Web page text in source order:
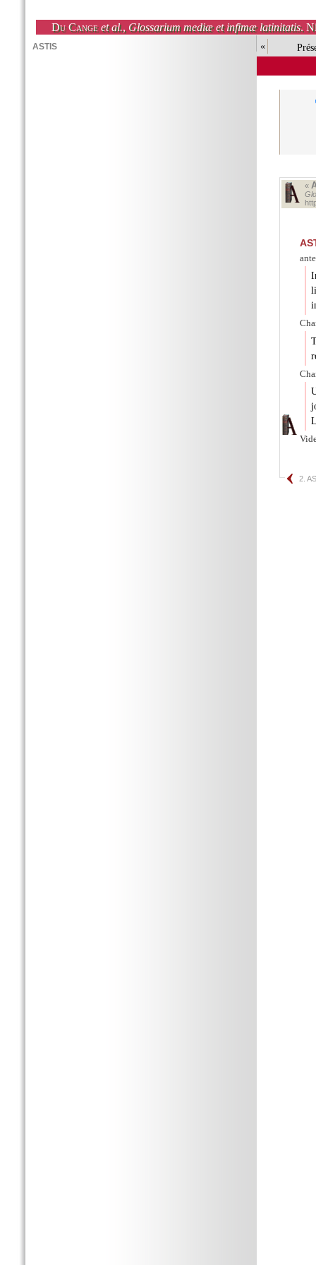
Du Cange et al., Glossarium mediæ et infimæ latinitatis.
«
«
2.